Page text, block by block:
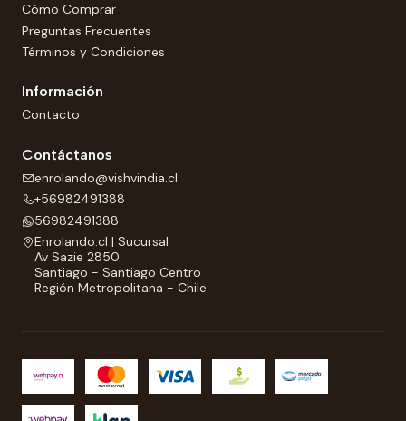
Cómo Comprar
Preguntas Frecuentes
Términos y Condiciones
Información
Contacto
Contáctanos
enrolando@vishvindia.cl
+56982491388
56982491388
Enrolando.cl | Sucursal
Av Sazie 2850
Santiago - Santiago Centro
Región Metropolitana - Chile